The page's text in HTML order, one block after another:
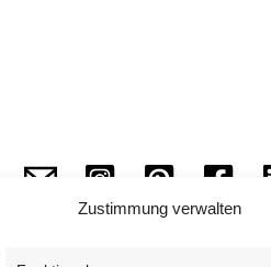
Zustimmung verwalten